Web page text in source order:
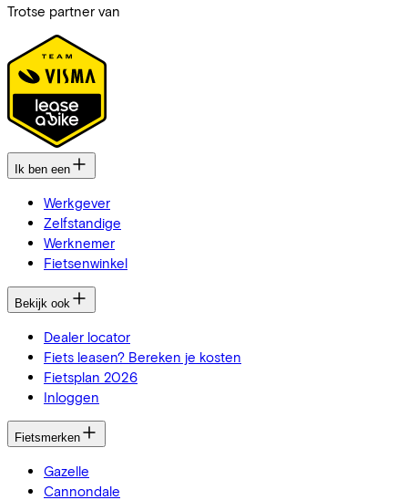
Trotse partner van
Ik ben een
Werkgever
Zelfstandige
Werknemer
Fietsenwinkel
Bekijk ook
Dealer locator
Fiets leasen? Bereken je kosten
Fietsplan 2026
Inloggen
Fietsmerken
Gazelle
Cannondale